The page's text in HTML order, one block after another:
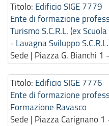
Titolo: Edificio SIGE 7779
Ente di formazione
Turismo S.C.R.L. (ex
- Lavagna Sviluppo
Sede | Piazza G. Bianchi
Titolo: Edificio SIGE 7776
Ente di formazione
Formazione Ravasco
Sede | Piazza Carignano